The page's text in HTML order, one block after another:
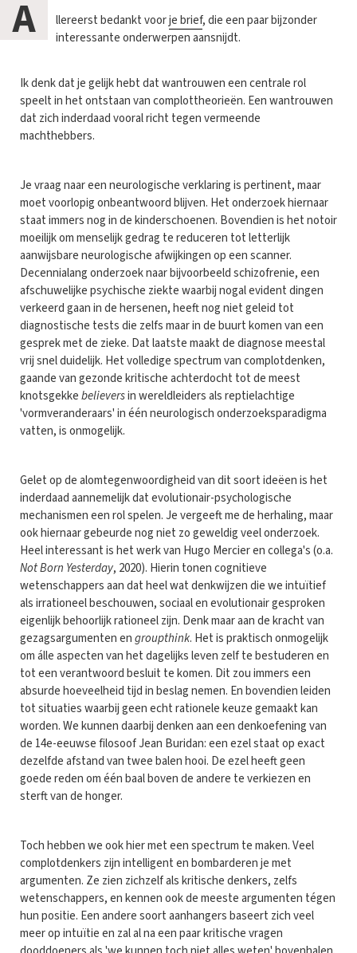
A llereerst bedankt voorje brief, die een paar bijzonder
interessante onderwerpen aansnijdt.
Ik denk dat je gelijk hebt dat wantrouwen een centrale rol
speelt in het ontstaan van complottheorieën. Een wantrouwen
dat zich inderdaad vooral richt tegen vermeende
machthebbers.
Je vraag naar een neurologische verklaring is pertinent, maar
moet voorlopig onbeantwoord blijven. Het onderzoek hiernaar
staat immers nog in de kinderschoenen. Bovendien is het notoir
moeilijk om menselijk gedrag te reduceren tot letterlijk
aanwijsbare neurologische afwijkingen op een scanner.
Decennialang onderzoek naar bijvoorbeeld schizofrenie, een
afschuwelijke psychische ziekte waarbij nogal evident dingen
verkeerd gaan in de hersenen, heeft nog niet geleid tot
diagnostische tests die zelfs maar in de buurt komen van een
gesprek met de zieke. Dat laatste maakt de diagnose meestal
vrij snel duidelijk. Het volledige spectrum van complotdenken,
gaande van gezonde kritische achterdocht tot de meest
knotsgekkebelieversin wereldleiders als reptielachtige
'vormveranderaars' in één neurologisch onderzoeksparadigma
vatten, is onmogelijk.
Gelet op de alomtegenwoordigheid van dit soort ideëen is het
inderdaad aannemelijk dat evolutionair-psychologische
mechanismen een rol spelen. Je vergeeft me de herhaling, maar
ook hiernaar gebeurde nog niet zo geweldig veel onderzoek.
Heel interessant is het werk van Hugo Mercier en collega's (o.a.
Not Born Yesterday, 2020). Hierin tonen cognitieve
wetenschappers aan dat heel wat denkwijzen die we intuïtief
als irrationeel beschouwen, sociaal en evolutionair gesproken
eigenlijk behoorlijk rationeel zijn. Denk maar aan de kracht van
gezagsargumenten engroupthink. Het is praktisch onmogelijk
om álle aspecten van het dagelijks leven zelf te bestuderen en
tot een verantwoord besluit te komen. Dit zou immers een
absurde hoeveelheid tijd in beslag nemen. En bovendien leiden
tot situaties waarbij geen echt rationele keuze gemaakt kan
worden. We kunnen daarbij denken aan een denkoefening van
de 14e-eeuwse filosoof Jean Buridan: een ezel staat op exact
dezelfde afstand van twee balen hooi. De ezel heeft geen
goede reden om één baal boven de andere te verkiezen en
sterft van de honger.
Toch hebben we ook hier met een spectrum te maken. Veel
complotdenkers zijn intelligent en bombarderen je met
argumenten. Ze zien zichzelf als kritische denkers, zelfs
wetenschappers, en kennen ook de meeste argumenten tégen
hun positie. Een andere soort aanhangers baseert zich veel
meer op intuïtie en zal al na een paar kritische vragen